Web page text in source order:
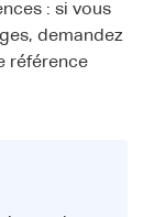
: si vous
demandez
référence